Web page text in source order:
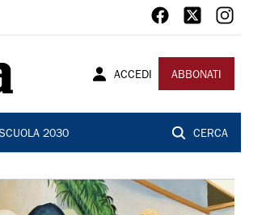
ACCEDI ABBONATI
2030 CERCA